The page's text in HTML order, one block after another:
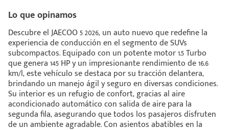
Lo que opinamos
Descubre el JAECOO 5 2026, un auto nuevo que redefine la
experiencia de conducción en el segmento de SUVs
subcompactos. Equipado con un potente motor 1.5 Turbo
que genera 145 HP y un impresionante rendimiento de 16.6
km/l, este vehículo se destaca por su tracción delantera,
brindando un manejo ágil y seguro en diversas condiciones.
Su interior es un refugio de confort, gracias al aire
acondicionado automático con salida de aire para la
segunda fila, asegurando que todos los pasajeros disfruten
de un ambiente agradable. Con asientos abatibles en la
asesor te guiará
para que
la mejor desición.